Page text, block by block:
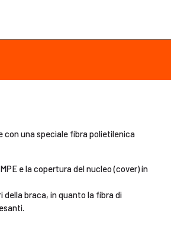
con una speciale fibra polietilenica
e la copertura del nucleo (cover) in
della braca, in quanto la fibra di